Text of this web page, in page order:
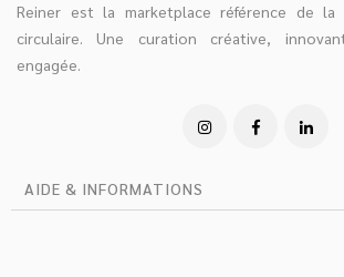
Reiner est la marketplace référence de la
circulaire. Une curation créative,
engagée.
AIDE & INFORMATIONS